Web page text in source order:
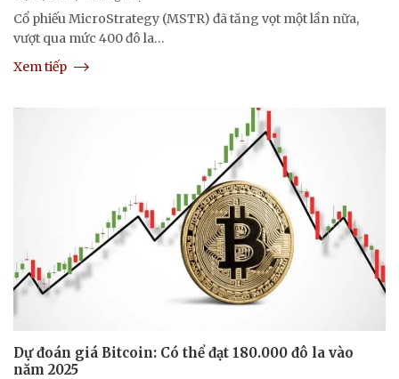
Cổ phiếu MicroStrategy (MSTR) đã tăng vọt một lần nữa,
vượt qua mức 400 đô la…
Xem tiếp
Dự đoán giá Bitcoin: Có thể đạt 180.000 đô la vào
năm 2025